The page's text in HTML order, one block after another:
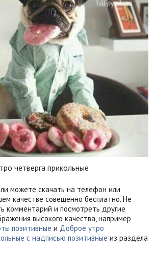
четверга прикольные
можете скачать на телефон или
качестве совешенно бесплатно. Не
комментарий и посмотреть другие
высокого качества, например
позитивные и Доброе утро
с надписью позитивные из раздела